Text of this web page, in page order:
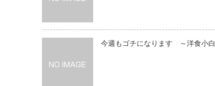
今週もゴチになります ～洋食小白